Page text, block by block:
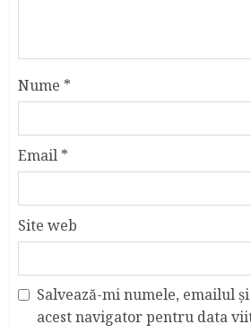
Nume *
Email *
Site web
Salvează-mi numele, emailul
acest navigator pentru data